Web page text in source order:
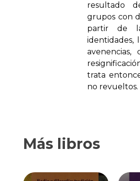
resultado
grupos con
partir de
identidades,
avenencias,
trata
no revueltos.
Más libros